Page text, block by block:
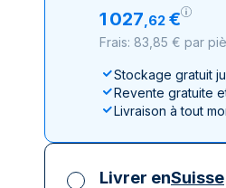
1 027,62 €
Frais: 83,85 € par
Stockage gratuit
Revente gratuite
Livraison à tout
Livrer enSuisse